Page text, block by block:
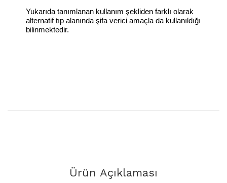
Yukarıda tanımlanan kullanım şekliden farklı olarak
alternatif tıp alanında şifa verici amaçla da kullanıldığı
bilinmektedir.
Ürün Açıklaması